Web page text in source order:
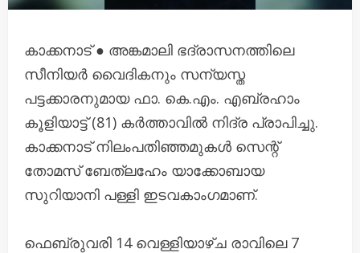
കാക്കനാട് ● അങ്കമാലി ഭദ്രാസനത്തിലെ
സീനിയർ വൈദികനും സന്യസ്ത
പട്ടക്കാരനുമായ ഫാ. കെ.എം. എബ്രഹാം
കൂളിയാട്ട് (81) കർത്താവിൽ നിദ്ര പ്രാപിച്ചു.
കാക്കനാട് നിലംപതിഞ്ഞമുകൾ സെന്റ്
തോമസ് ബേത്‌ലഹേം യാക്കോബായ
സുറിയാനി പള്ളി ഇടവകാംഗമാണ്.
ഫെബ്രുവരി 14 വെള്ളിയാഴ്ച രാവിലെ 7